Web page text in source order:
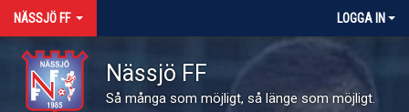
NÄSSJÖ FF LOGGA IN
Nässjö FF
Så många som möjligt, så länge som möjligt.